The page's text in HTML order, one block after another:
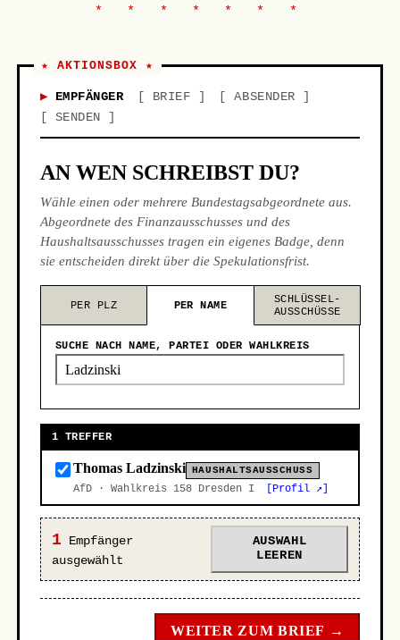
★ AKTIONSBOX ★
EMPFÄNGER BRIEF
ABSENDER
SENDEN
AN WEN SCHREIBST DU?
Wähle einen oder mehrere Bundestagsabgeordnete aus.
Abgeordnete des Finanzausschusses und des
Haushaltsausschusses tragen ein eigenes Badge, denn
sie entscheiden direkt über die Spekulationsfrist.
PER PLZ PER NAME
SCHLÜSSEL-
AUSSCHÜSSE
SUCHE NACH NAME, PARTEI ODER WAHLKREIS
1 TREFFER
Thomas Ladzinski HAUSHALTSAUSSCHUSS
AfD · Wahlkreis 158 Dresden I [Profil ↗]
1 Empfänger
ausgewählt
AUSWAHL
LEEREN
WEITER ZUM BRIEF →